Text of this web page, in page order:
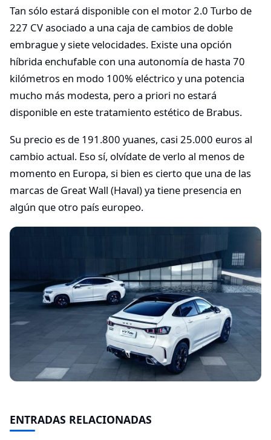
Tan sólo estará disponible con el motor 2.0 Turbo de
227 CV asociado a una caja de cambios de doble
embrague y siete velocidades. Existe una opción
híbrida enchufable con una autonomía de hasta 70
kilómetros en modo 100% eléctrico y una potencia
mucho más modesta, pero a priori no estará
disponible en este tratamiento estético de Brabus.
Su precio es de 191.800 yuanes, casi 25.000 euros al
cambio actual. Eso sí, olvídate de verlo al menos de
momento en Europa, si bien es cierto que una de las
marcas de Great Wall (Haval) ya tiene presencia en
algún que otro país europeo.
ENTRADAS RELACIONADAS